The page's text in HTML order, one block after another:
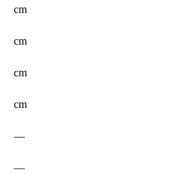
cm
cm
cm
cm
—
—